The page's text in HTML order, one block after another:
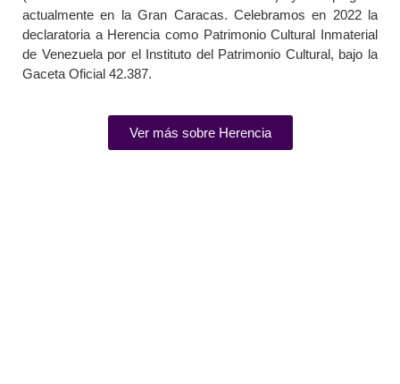
actualmente en la Gran Caracas. Celebramos en 2022 la
declaratoria a Herencia como Patrimonio Cultural Inmaterial
de Venezuela por el Instituto del Patrimonio Cultural, bajo la
Gaceta Oficial 42.387.
Ver más sobre Herencia